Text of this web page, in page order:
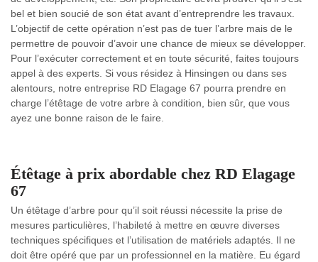
bel et bien soucié de son état avant d’entreprendre les travaux.
L’objectif de cette opération n’est pas de tuer l’arbre mais de le
permettre de pouvoir d’avoir une chance de mieux se développer.
Pour l’exécuter correctement et en toute sécurité, faites toujours
appel à des experts. Si vous résidez à Hinsingen ou dans ses
alentours, notre entreprise RD Elagage 67 pourra prendre en
charge l’étêtage de votre arbre à condition, bien sûr, que vous
ayez une bonne raison de le faire.
Étêtage à prix abordable chez RD Elagage
67
Un étêtage d’arbre pour qu’il soit réussi nécessite la prise de
mesures particulières, l’habileté à mettre en œuvre diverses
techniques spécifiques et l’utilisation de matériels adaptés. Il ne
doit être opéré que par un professionnel en la matière. Eu égard